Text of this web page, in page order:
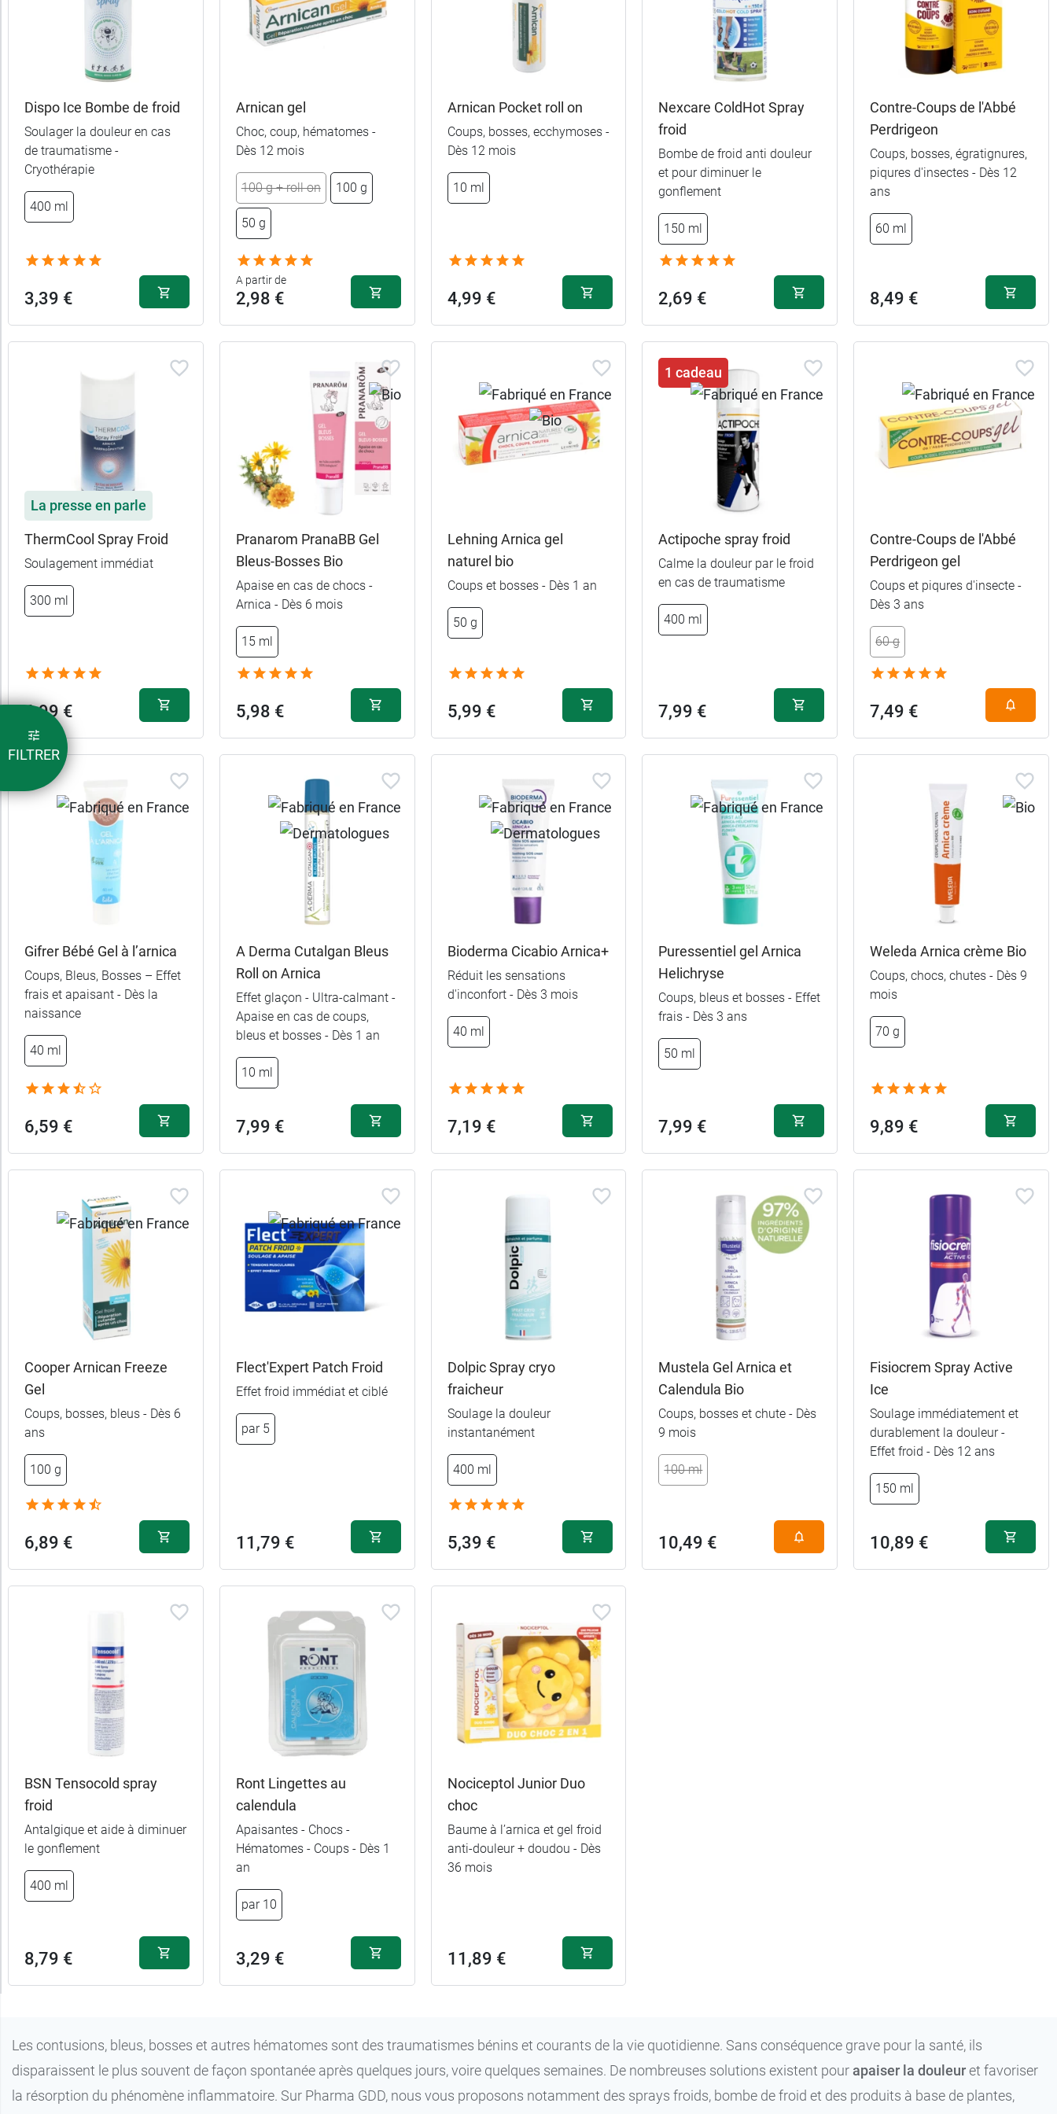
Gamme
Marques
Fabriqué
Aromathérapie
Convient
Femme
Forme
Indication
Pour
FILTRER
Dispo Ice Bombe de froid
Soulager la douleur en cas
de traumatisme -
Cryothérapie
400 ml
3,39 €
Arnican gel
Choc, coup, hématomes -
Dès 12 mois
100 g + roll on 100 g
50 g
A partir de
2,98 €
100 g + roll on 7,99 €
100 g
50 g
Arnican Pocket roll on
Coups, bosses, ecchymoses -
Dès 12 mois
10 ml
4,99 €
Nexcare ColdHot Spray
froid
Bombe de froid anti douleur
et pour diminuer le
gonflement
150 ml
2,69 €
Contre-Coups de l'Abbé
Perdrigeon
Coups, bosses, égratignures,
piqures d'insectes - Dès 12
ans
60 ml
8,49 €
La presse en parle
ThermCool Spray Froid
Soulagement immédiat
300 ml
6,99 €
Pranarom PranaBB Gel
Bleus-Bosses Bio
Apaise en cas de chocs -
Arnica - Dès 6 mois
15 ml
5,98 €
Lehning Arnica gel
naturel bio
Coups et bosses - Dès 1 an
50 g
5,99 €
1 cadeau
Actipoche spray froid
Calme la douleur par le froid
en cas de traumatisme
400 ml
7,99 €
Contre-Coups de l'Abbé
Perdrigeon gel
Coups et piqures d'insecte -
Dès 3 ans
60 g
7,49 €
Gifrer Bébé Gel à l’arnica
Coups, Bleus, Bosses – Effet
frais et apaisant - Dès la
naissance
40 ml
6,59 €
A Derma Cutalgan Bleus
Roll on Arnica
Effet glaçon - Ultra-calmant -
Apaise en cas de coups,
bleus et bosses - Dès 1 an
10 ml
7,99 €
Bioderma Cicabio Arnica+
Réduit les sensations
d'inconfort - Dès 3 mois
40 ml
7,19 €
Puressentiel gel Arnica
Helichryse
Coups, bleus et bosses - Effet
frais - Dès 3 ans
50 ml
7,99 €
Weleda Arnica crème Bio
Coups, chocs, chutes - Dès 9
mois
70 g
9,89 €
Cooper Arnican Freeze
Gel
Coups, bosses, bleus - Dès 6
ans
100 g
6,89 €
Flect'Expert Patch Froid
Effet froid immédiat et ciblé
par 5
11,79 €
Dolpic Spray cryo
fraicheur
Soulage la douleur
instantanément
400 ml
5,39 €
Mustela Gel Arnica et
Calendula Bio
Coups, bosses et chute - Dès
9 mois
100 ml
10,49 €
Fisiocrem Spray Active
Ice
Soulage immédiatement et
durablement la douleur -
Effet froid - Dès 12 ans
150 ml
10,89 €
BSN Tensocold spray
froid
Antalgique et aide à diminuer
le gonflement
400 ml
8,79 €
Ront Lingettes au
calendula
Apaisantes - Chocs -
Hématomes - Coups - Dès 1
an
par 10
3,29 €
Nociceptol Junior Duo
choc
Baume à l’arnica et gel froid
anti-douleur + doudou - Dès
36 mois
11,89 €
Les contusions, bleus, bosses et autres hématomes sont des traumatismes bénins et courants de la vie quotidienne. Sans conséquence grave pour la santé, ils
disparaissent le plus souvent de façon spontanée après quelques jours, voire quelques semaines. De nombreuses solutions existent pour apaiser la douleuret favoriser
la résorption du phénomène inflammatoire. Sur Pharma GDD, nous vous proposons notamment des sprays froids, bombe de froid et des produits à base de plantes,